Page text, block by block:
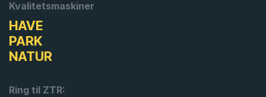
Kvalitetsmaskiner
HAVE
PARK
NATUR
Ring til ZTR: